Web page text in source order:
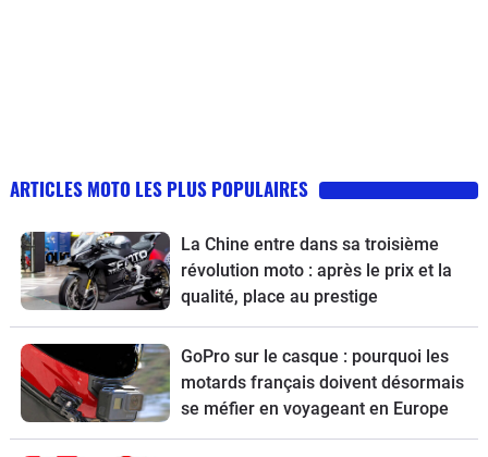
ARTICLES MOTO LES PLUS POPULAIRES
La Chine entre dans sa troisième
révolution moto : après le prix et la
qualité, place au prestige
GoPro sur le casque : pourquoi les
motards français doivent désormais
se méfier en voyageant en Europe